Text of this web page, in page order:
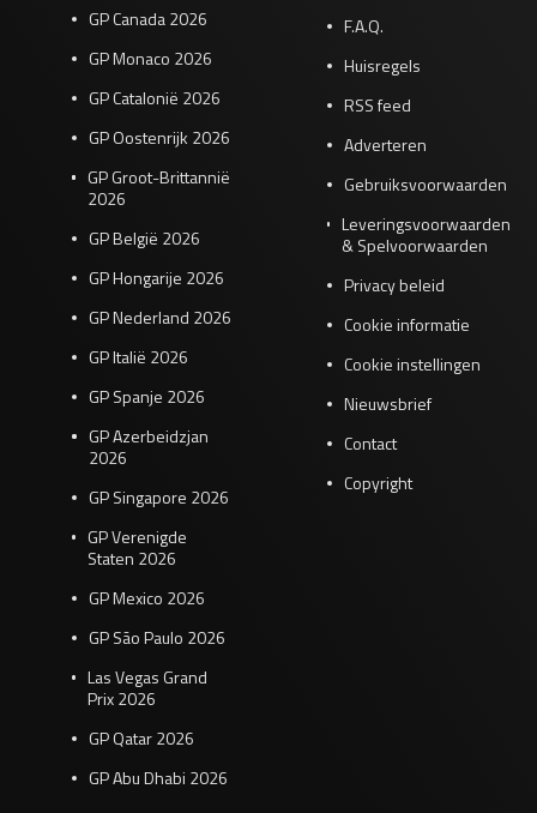
GP Canada 2026
GP Monaco 2026
GP Catalonië 2026
GP Oostenrijk 2026
GP Groot-Brittannië
2026
GP België 2026
GP Hongarije 2026
GP Nederland 2026
GP Italië 2026
GP Spanje 2026
GP Azerbeidzjan
2026
GP Singapore 2026
GP Verenigde
Staten 2026
GP Mexico 2026
GP São Paulo 2026
Las Vegas Grand
Prix 2026
GP Qatar 2026
GP Abu Dhabi 2026
F.A.Q.
Huisregels
RSS feed
Adverteren
Gebruiksvoorwaarden
Leveringsvoorwaarden
& Spelvoorwaarden
Privacy beleid
Cookie informatie
Cookie instellingen
Nieuwsbrief
Contact
Copyright